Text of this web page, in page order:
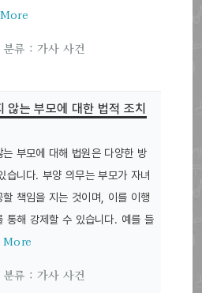
분류 : 가사 사건
않는 부모에 대한 법적 조치
부모에 대해 법원은 다양한 방
습니다. 부양 의무는 부모가 자녀
책임을 지는 것이며, 이를 이행
통해 강제할 수 있습니다. 예를 들
분류 : 가사 사건